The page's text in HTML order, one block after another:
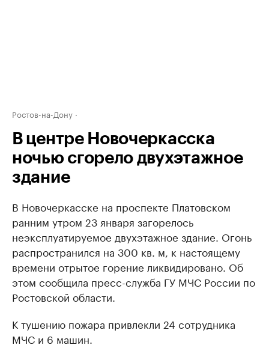
Ростов-на-Дону
В центре Новочеркасска
ночью сгорело двухэтажное
здание
В Новочеркасске на проспекте Платовском
ранним утром 23 января загорелось
неэксплуатируемое двухэтажное здание. Огонь
распространился на 300 кв. м, к настоящему
времени отрытое горение ликвидировано. Об
этом сообщила пресс-служба ГУ МЧС России по
Ростовской области.
К тушению пожара привлекли 24 сотрудника
МЧС и 6 машин.